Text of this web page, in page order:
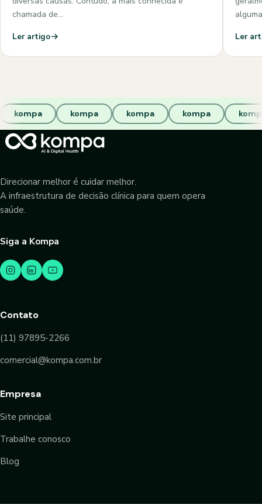
chamada de…
Ler artigo
Ler
kompa kompa kompa kompa
Direcionar melhor é cuidar melhor.
A infraestrutura de decisão clínica para quem opera
saúde.
Siga a Kompa
Contato
(11) 97895-2266
comercial@kompa.com.br
Empresa
Site principal
Trabalhe conosco
Blog